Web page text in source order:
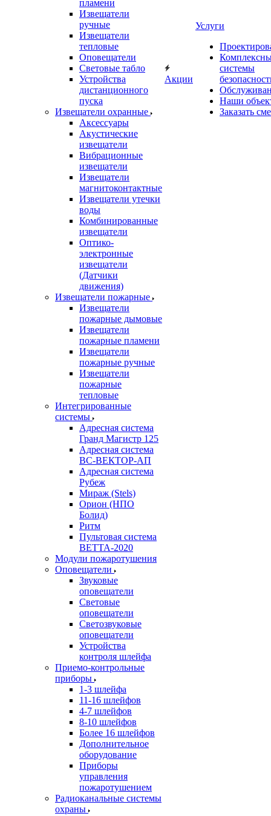
пламени
Извещатели
ручные
Извещатели
тепловые
Оповещатели
Световые табло
Устройства
дистанционного
пуска
Извещатели охранные
Аксессуары
Акустические
извещатели
Вибрационные
извещатели
Извещатели
магнитоконтактные
Извещатели утечки
воды
Комбинированные
извещатели
Оптико-
электронные
извещатели
(Датчики
движения)
Извещатели пожарные
Извещатели
пожарные дымовые
Извещатели
пожарные пламени
Извещатели
пожарные ручные
Извещатели
пожарные
тепловые
Интегрированные
системы
Адресная система
Гранд Магистр 125
Адресная система
ВС-ВЕКТОР-АП
Адресная система
Рубеж
Мираж (Stels)
Орион (НПО
Болид)
Ритм
Пультовая система
ВЕТТА-2020
Модули пожаротушения
Оповещатели
Звуковые
оповещатели
Световые
оповещатели
Светозвуковые
оповещатели
Устройства
контроля шлейфа
Приемо-контрольные
приборы
1-3 шлейфа
11-16 шлейфов
4-7 шлейфов
8-10 шлейфов
Более 16 шлейфов
Дополнительное
оборудование
Приборы
управления
пожаротушением
Радиоканальные системы
охраны
Акции
Услуги
системы
Наши
Заказать